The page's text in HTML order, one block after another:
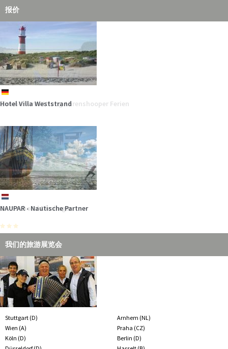
Die „Erlebnisgolfanlage“ direkt neben dem „Blumenreich“ bietet
Spiel, Spannung…mehr
den Dierhäger…mehr
Das Marine-Ehrenmal als Gedenkstätte und Mahnmal gehört zum
Besucherprogramm in…
报价
de
Hotel Villa Weststrand
nl
NAUPAR - Nautische Partner
de
Zimmervermittlung Ahrenshooper Ferien
de
Ostseehotel Dierhagen
de
Hotel Aquantis
de
Ferienanlage ZUM KNIRK
de
Hotel Aquamarin
de
Gästehaus Uthörn
de
"An´t Diek un Water" Ferienhäuser & Wohnungen
de
Hotel am Schlosspark
de
Hotel Inselfriede
de
Strandhäuser am Leuchtturm
de
Strandhotel Bene
我们的旅游展览会
Stuttgart (D)
Arnhem (NL)
Wien (A)
Praha (CZ)
Köln (D)
Berlin (D)